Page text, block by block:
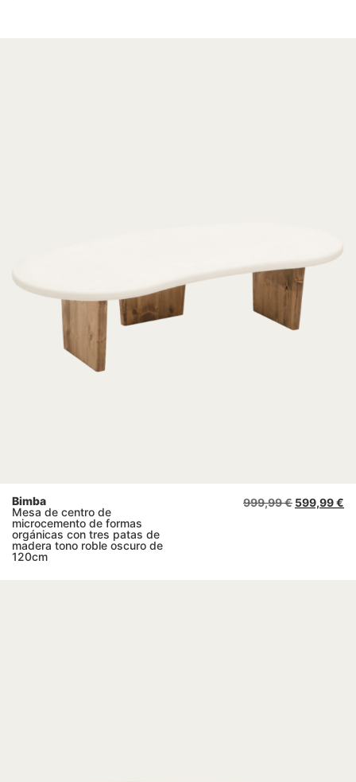
Bimba
Mesa de centro de
microcemento de formas
orgánicas con tres patas de
madera tono roble oscuro de
120cm
999,99€ 599,99€